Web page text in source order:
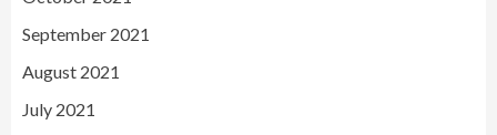
September 2021
August 2021
July 2021